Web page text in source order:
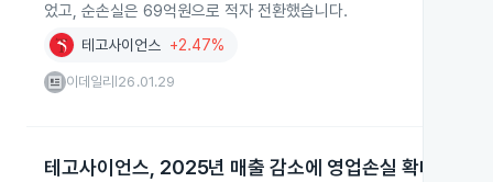
었고, 순손실은 69억원으로 적자 전환했습니다.
테고사이언스 +2.47%
이데일리 26.01.29
테고사이언스, 2025년 매출 감소에 영업손실 확대